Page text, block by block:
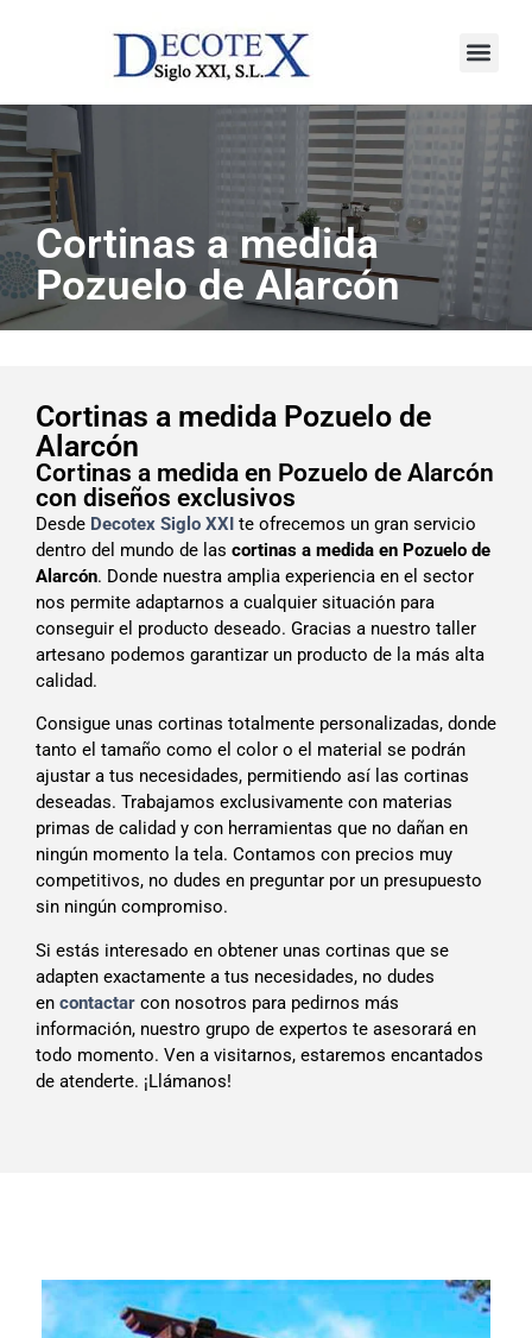
Cortinas a medida
Pozuelo de Alarcón
Cortinas a medida Pozuelo de
Alarcón
Cortinas a medida en Pozuelo de Alarcón
con diseños exclusivos
Desde Decotex Siglo XXI te ofrecemos un gran servicio
dentro del mundo de las cortinas a medida en Pozuelo de
Alarcón. Donde nuestra amplia experiencia en el sector
nos permite adaptarnos a cualquier situación para
conseguir el producto deseado. Gracias a nuestro taller
artesano podemos garantizar un producto de la más alta
calidad.
Consigue unas cortinas totalmente personalizadas, donde
tanto el tamaño como el color o el material se podrán
ajustar a tus necesidades, permitiendo así las cortinas
deseadas. Trabajamos exclusivamente con materias
primas de calidad y con herramientas que no dañan en
ningún momento la tela. Contamos con precios muy
competitivos, no dudes en preguntar por un presupuesto
sin ningún compromiso.
Si estás interesado en obtener unas cortinas que se
adapten exactamente a tus necesidades, no dudes
en contactar con nosotros para pedirnos más
información, nuestro grupo de expertos te asesorará en
todo momento. Ven a visitarnos, estaremos encantados
de atenderte. ¡Llámanos!